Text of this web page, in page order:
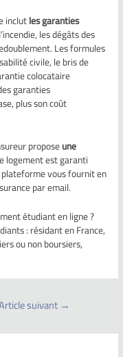
inclutles garanties
les dégâts des
Les formules
civile, le bris de
colocataire
garanties
plus son coût
proposeune
logement est garanti
vous fournit en
par email.
étudiant en ligne ?
: résidant en France,
ou non boursiers,
suivant →